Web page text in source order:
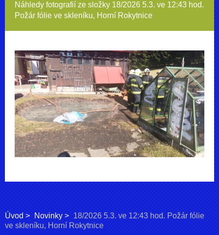
Náhledy fotografií ze složky 18/2026 5.3. ve 12:43 hod.
Požár fólie ve skleníku, Horní Rokytnice
Úvod Novinky
18/2026 5.3. ve 12:43 hod. Požár fólie
ve skleníku, Horní Rokytnice